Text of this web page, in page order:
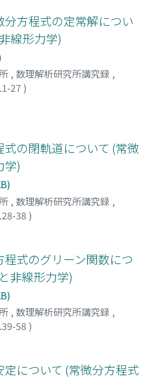
方程式の定常解につい
線形力学)
, 数理解析研究所講究録 ,
27 )
の閉軌道について (常微
学)
, 数理解析研究所講究録 ,
38 )
式のグリーン関数につ
非線形力学)
, 数理解析研究所講究録 ,
58 )
について (常微分方程式